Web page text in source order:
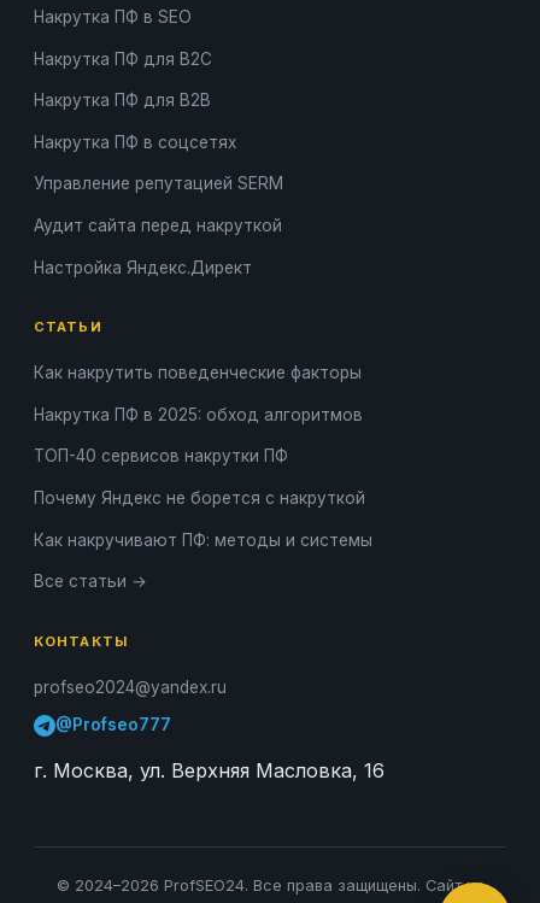
Накрутка ПФ в SEO
Накрутка ПФ для B2C
Накрутка ПФ для B2B
Накрутка ПФ в соцсетях
Управление репутацией SERM
Аудит сайта перед накруткой
Настройка Яндекс.Директ
СТАТЬИ
Как накрутить поведенческие факторы
Накрутка ПФ в 2025: обход алгоритмов
ТОП-40 сервисов накрутки ПФ
Почему Яндекс не борется с накруткой
Как накручивают ПФ: методы и системы
Все статьи →
КОНТАКТЫ
profseo2024@yandex.ru
@Profseo777
г. Москва, ул. Верхняя Масловка, 16
© 2024–2026 ProfSEO24. Все права защищены. Сайт не